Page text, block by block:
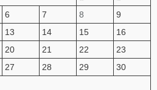
6 7 8
9
13 14 15
16
20 21 22
23
27 28 29
30